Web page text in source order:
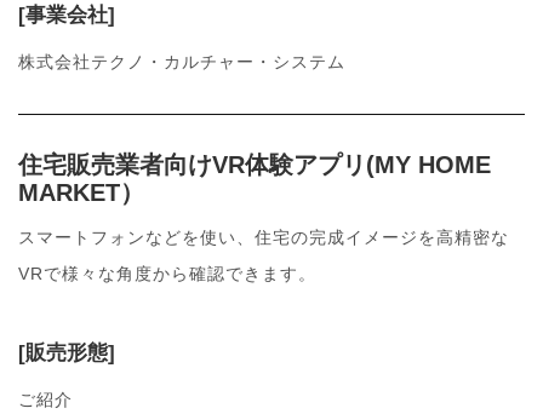
[事業会社]
株式会社テクノ・カルチャー・システム
住宅販売業者向けVR体験アプリ(MY HOME
MARKET）
スマートフォンなどを使い、住宅の完成イメージを高精密な
VRで様々な角度から確認できます。
[販売形態]
ご紹介